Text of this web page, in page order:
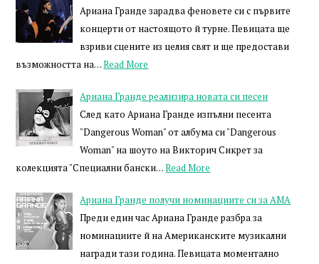
Ариана Гранде зарадва феновете си с първите
концерти от настоящото й турне. Певицата ще
взриви сцените из целия свят и ще предостави
възможността на…Read More
Ариана Гранде реализира новата си песен
След като Ариана Гранде изпълни песента
"Dangerous Woman" от албума си "Dangerous
Woman" на шоуто на Викторич Сикрет за
колекцията "Специални бански…Read More
Ариана Гранде получи номинациите си за AMA
Преди един час Ариана Гранде разбра за
номинациите й на Американските музикални
награди тази година. Певицата моментално